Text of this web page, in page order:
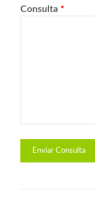
Consulta *